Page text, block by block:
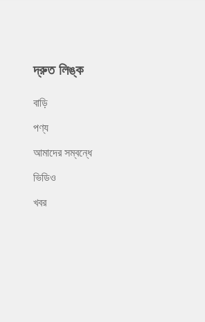
দ্রুত লিঙ্ক
বাড়ি
পণ্য
আমাদের সম্বন্ধে
ভিডিও
খবর